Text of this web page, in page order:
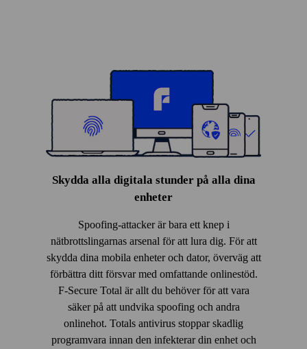
Skydda alla digitala stunder på alla dina
enheter
Spoofing-attacker är bara ett knep i
nätbrottslingarnas arsenal för att lura dig. För att
skydda dina mobila enheter och dator, överväg att
förbättra ditt försvar med omfattande onlinestöd.
F‑Secure Total är allt du behöver för att vara
säker på att undvika spoofing och andra
onlinehot. Totals antivirus stoppar skadlig
programvara innan den infekterar din enhet och